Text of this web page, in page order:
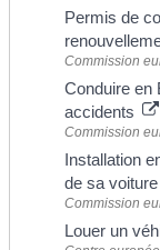
Permis de
Commission
Conduire en
accidents
Commission
Installation
de sa voiture
Commission
Louer un